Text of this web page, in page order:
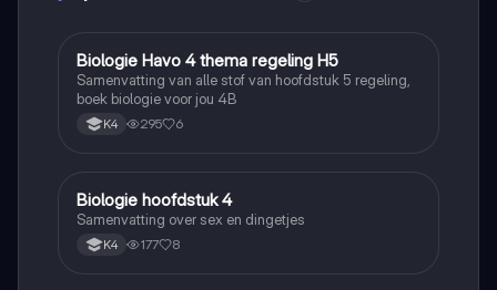
Biologie
Biologie Havo 4 thema regeling H5
Samenvatting van alle stof van hoofdstuk 5 regeling,
boek biologie voor jou 4B
K4 295 6
Biologie
Biologie hoofdstuk 4
Samenvatting over sex en dingetjes
K4 177 8